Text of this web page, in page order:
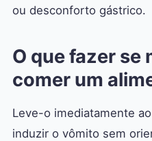
ou desconforto gástrico.
O que fazer se
comer um
Leve-o imediatamente
induzir o vômito sem